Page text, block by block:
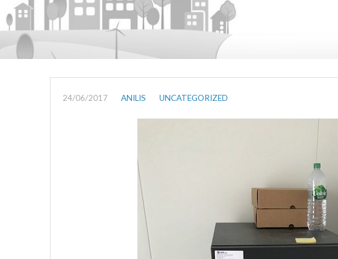
24/06/2017 ANILIS UNCATEGORIZED